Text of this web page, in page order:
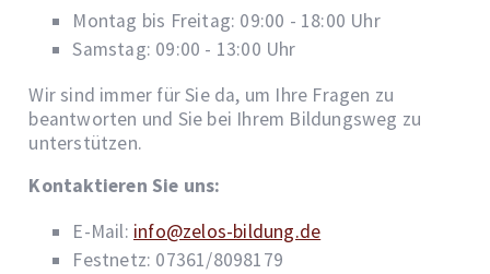
Montag bis Freitag: 09:00 - 18:00 Uhr
Samstag: 09:00 - 13:00 Uhr
Wir sind immer für Sie da, um Ihre Fragen zu
beantworten und Sie bei Ihrem Bildungsweg zu
unterstützen.
Kontaktieren Sie uns:
E-Mail: info@zelos-bildung.de
Festnetz: 07361/8098179